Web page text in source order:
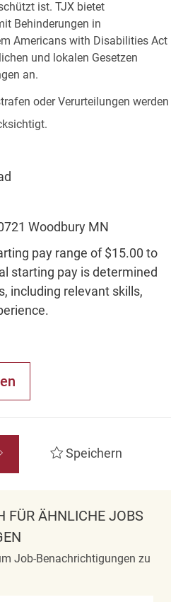
ist. TJX bietet
Behinderungen in
Americans with Disabilities Act
und lokalen Gesetzen
an.
oder Verurteilungen werden
Woodbury MN
pay range of $15.00 to
starting pay is determined
including relevant skills,
Speichern
FÜR ÄHNLICHE JOBS
Job-Benachrichtigungen zu